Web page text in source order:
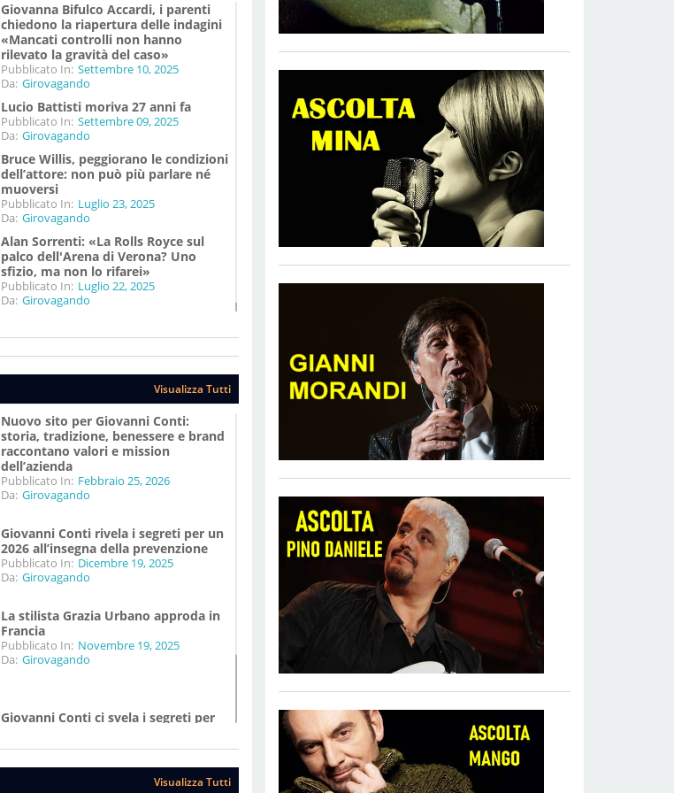
Giovanna Bifulco Accardi, i parenti
chiedono la riapertura delle indagini
«Mancati controlli non hanno
rilevato la gravità del caso»
Pubblicato In: Settembre 10, 2025
Da: Girovagando
Lucio Battisti moriva 27 anni fa
Pubblicato In: Settembre 09, 2025
Da: Girovagando
Bruce Willis, peggiorano le condizioni
dell’attore: non può più parlare né
muoversi
Pubblicato In: Luglio 23, 2025
Da: Girovagando
Alan Sorrenti: «La Rolls Royce sul
palco dell'Arena di Verona? Uno
sfizio, ma non lo rifarei»
Pubblicato In: Luglio 22, 2025
Da: Girovagando
Visualizza Tutti
Nuovo sito per Giovanni Conti:
storia, tradizione, benessere e brand
raccontano valori e mission
dell’azienda
Pubblicato In: Febbraio 25, 2026
Da: Girovagando
Giovanni Conti rivela i segreti per un
2026 all’insegna della prevenzione
Pubblicato In: Dicembre 19, 2025
Da: Girovagando
La stilista Grazia Urbano approda in
Francia
Pubblicato In: Novembre 19, 2025
Da: Girovagando
Giovanni Conti ci svela i segreti per
Pubblicato In: Agosto 07, 2025
Visualizza Tutti